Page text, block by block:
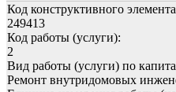
Код конструктивного
249413
Код работы (услуги):
2
Вид работы (услуги) по
Ремонт внутридомовых